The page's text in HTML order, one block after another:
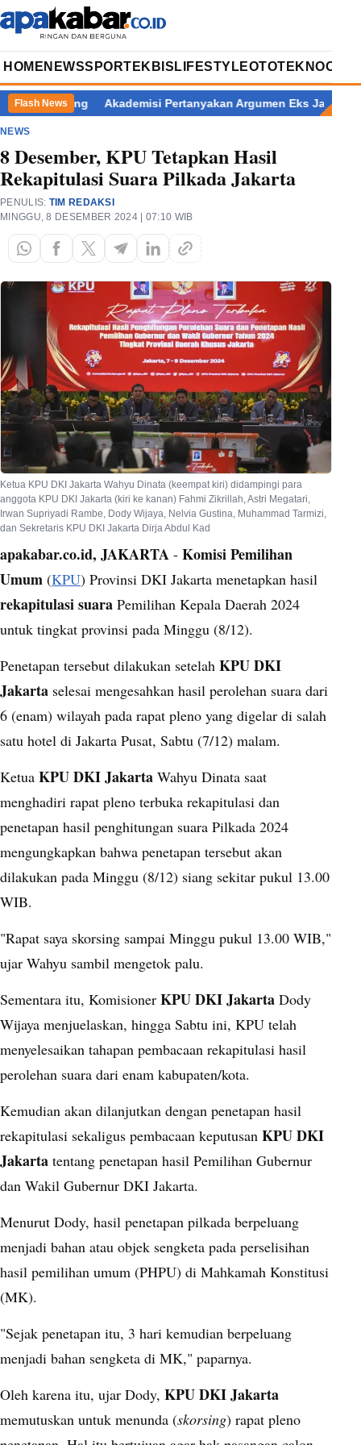
HOME NEWSSPORT EKBIS LIFESTYLEOTOTEKNOOPINI
Flash News Akademisi Pertanyakan Argumen Eks Jampidsus
NEWS
8 Desember, KPU Tetapkan Hasil
Rekapitulasi Suara Pilkada Jakarta
PENULIS: TIM REDAKSI
MINGGU, 8 DESEMBER 2024 | 07:10 WIB
Ketua KPU DKI Jakarta Wahyu Dinata (keempat kiri) didampingi para
anggota KPU DKI Jakarta (kiri ke kanan) Fahmi Zikrillah, Astri Megatari,
Irwan Supriyadi Rambe, Dody Wijaya, Nelvia Gustina, Muhammad Tarmizi,
dan Sekretaris KPU DKI Jakarta Dirja Abdul Kad
apakabar.co.id, JAKARTA - Komisi Pemilihan
Umum (KPU) Provinsi DKI Jakarta menetapkan hasil
rekapitulasi suara Pemilihan Kepala Daerah 2024
untuk tingkat provinsi pada Minggu (8/12).
Penetapan tersebut dilakukan setelah KPU DKI
Jakarta selesai mengesahkan hasil perolehan suara dari
6 (enam) wilayah pada rapat pleno yang digelar di salah
satu hotel di Jakarta Pusat, Sabtu (7/12) malam.
Ketua KPUDKI Jakarta Wahyu Dinata saat
menghadiri rapat pleno terbuka rekapitulasi dan
penetapan hasil penghitungan suara Pilkada 2024
mengungkapkan bahwa penetapan tersebut akan
dilakukan pada Minggu (8/12) siang sekitar pukul 13.00
WIB.
"Rapat saya skorsing sampai Minggu pukul 13.00 WIB,"
ujar Wahyu sambil mengetok palu.
Sementara itu, Komisioner KPU DKI Jakarta Dody
Wijaya menjuelaskan, hingga Sabtu ini, KPU telah
menyelesaikan tahapan pembacaan rekapitulasi hasil
perolehan suara dari enam kabupaten/kota.
Kemudian akan dilanjutkan dengan penetapan hasil
rekapitulasi sekaligus pembacaan keputusan KPU DKI
Jakarta tentang penetapan hasil Pemilihan Gubernur
dan Wakil Gubernur DKI Jakarta.
Menurut Dody, hasil penetapan pilkada berpeluang
menjadi bahan atau objek sengketa pada perselisihan
hasil pemilihan umum (PHPU) di Mahkamah Konstitusi
(MK).
"Sejak penetapan itu, 3 hari kemudian berpeluang
menjadi bahan sengketa di MK," paparnya.
Oleh karena itu, ujar Dody, KPU DKI Jakarta
memutuskan untuk menunda (skorsing) rapat pleno